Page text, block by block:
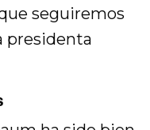
seguiremos
presidenta